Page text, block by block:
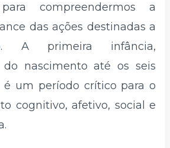
compreendermos a
das ações destinadas a
A primeira infância,
do nascimento até os seis
é um período crítico para o
cognitivo, afetivo, social e